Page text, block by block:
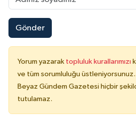
Gönder
Yorum yazarak topluluk kurallarımızı
ve tüm sorumluluğu üstleniyorsunuz.
Beyaz Gündem Gazetesi hiçbir
tutulamaz.